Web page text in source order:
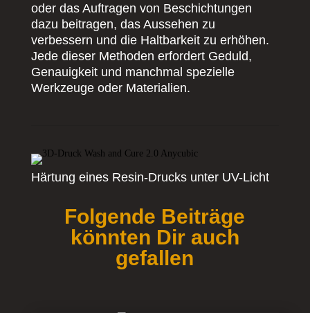
oder das Auftragen von Beschichtungen
dazu beitragen, das Aussehen zu
verbessern und die Haltbarkeit zu erhöhen.
Jede dieser Methoden erfordert Geduld,
Genauigkeit und manchmal spezielle
Werkzeuge oder Materialien.
Härtung eines Resin-Drucks unter UV-Licht
Folgende Beiträge
könnten Dir auch
gefallen